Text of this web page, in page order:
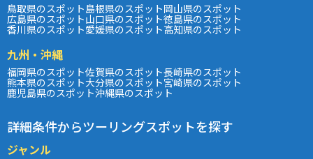
鳥取県のスポット島根県のスポット岡山県のスポット
広島県のスポット山口県のスポット徳島県のスポット
香川県のスポット愛媛県のスポット高知県のスポット
九州・沖縄
福岡県のスポット佐賀県のスポット長崎県のスポット
熊本県のスポット大分県のスポット宮崎県のスポット
鹿児島県のスポット沖縄県のスポット
詳細条件からツーリングスポットを探す
ジャンル